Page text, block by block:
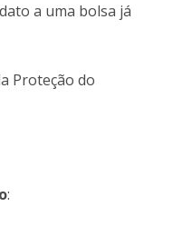
a uma bolsa já
Proteção do
: